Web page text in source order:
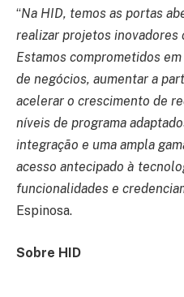
“Na HID, temos as portas
realizar projetos inovadores
Estamos comprometidos
de negócios, aumentar a
acelerar o crescimento de
níveis de programa
integração e uma ampla
acesso antecipado à
funcionalidades e
Espinosa.
Sobre HID